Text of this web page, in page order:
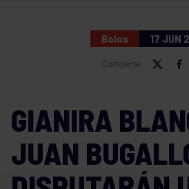
Bolos 17 JUN
Comparte
GIANIRA
JUAN